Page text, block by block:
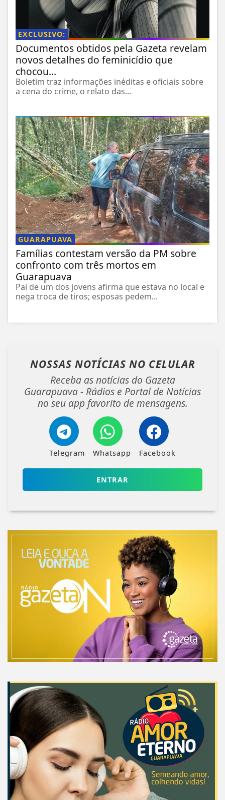
EXCLUSIVO:
Documentos obtidos pela Gazeta revelam
novos detalhes do feminicídio que
chocou...
Boletim traz informações inéditas e oficiais sobre
a cena do crime, o relato das...
GUARAPUAVA
Famílias contestam versão da PM sobre
confronto com três mortos em
Guarapuava
Pai de um dos jovens afirma que estava no local e
nega troca de tiros; esposas pedem...
NOSSAS NOTÍCIAS NO CELULAR
Receba as notícias do Gazeta
Guarapuava - Rádios e Portal de Notícias
no seu app favorito de mensagens.
Telegram Whatsapp Facebook
ENTRAR